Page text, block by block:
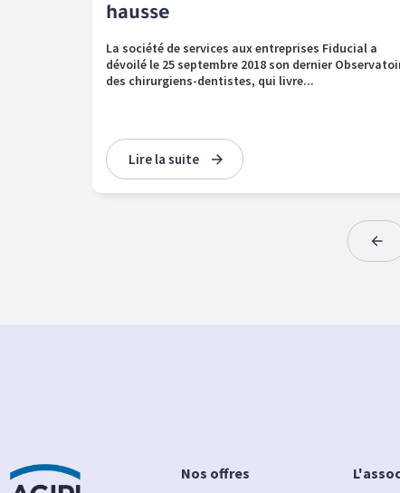
hausse
La société de services aux entreprises Fiducial a
dévoilé le 25 septembre 2018 son dernier
des chirurgiens-dentistes, qui livre...
Lire la suite
Nos offres